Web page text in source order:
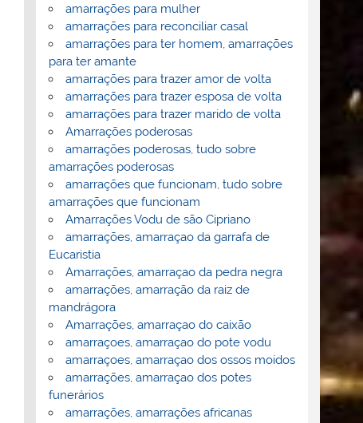
amarrações para mulher
amarrações para reconciliar casal
amarrações para ter homem, amarrações
para ter amante
amarrações para trazer amor de volta
amarrações para trazer esposa de volta
amarrações para trazer marido de volta
Amarrações poderosas
amarrações poderosas, tudo sobre
amarrações poderosas
amarrações que funcionam, tudo sobre
amarrações que funcionam
Amarrações Vodu de são Cipriano
amarrações, amarraçao da garrafa de
Eucaristia
Amarrações, amarraçao da pedra negra
amarrações, amarração da raiz de
mandrágora
Amarrações, amarraçao do caixão
amarraçoes, amarraçao do pote vodu
amarraçoes, amarraçao dos ossos moidos
amarrações, amarraçao dos potes
funerários
amarrações, amarrações africanas